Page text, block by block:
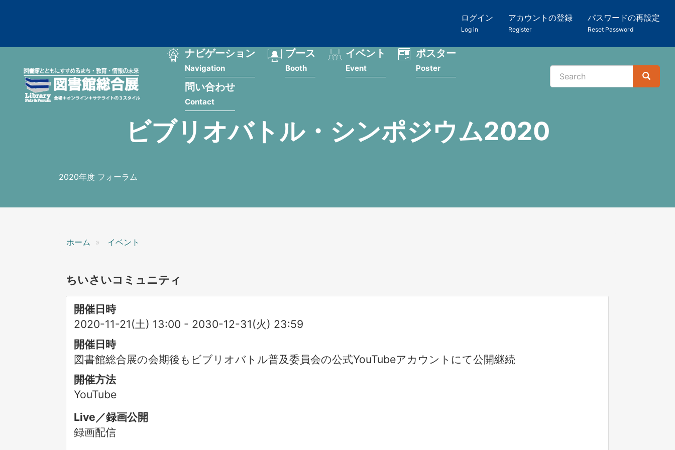
ン
ー
ザ
ログイン
Log in
アカウントの登録
Register
パスワードの再設定
Reset Password
メ
ナ
ビ
ョ
ナビゲーション
Navigation
ブース
Booth
イベント
Event
ポスター
Poster
問い合わせ
Contact
検
Search
Search
ビブリオバトル・シンポジウム2020
2020年度 フォーラム
ホーム イベント
ちいさいコミュニティ
開催日時
2020-11-21(土) 13:00 - 2030-12-31(火) 23:59
開催日時
図書館総合展の会期後もビブリオバトル普及委員会の公式YouTubeアカウントにて公開継続
開催方法
YouTube
Live／録画公開
録画配信